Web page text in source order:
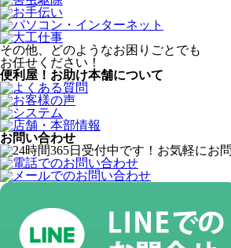
その他、どのようなお困りごとでも
お任せください！
便利屋！お助け本舗について
お問い合わせ